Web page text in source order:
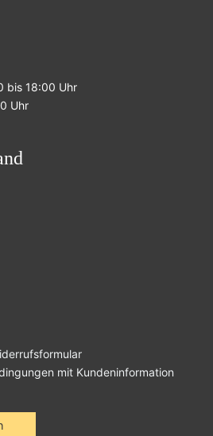
bis 18:00 Uhr
Uhr
mit Kundeninformation